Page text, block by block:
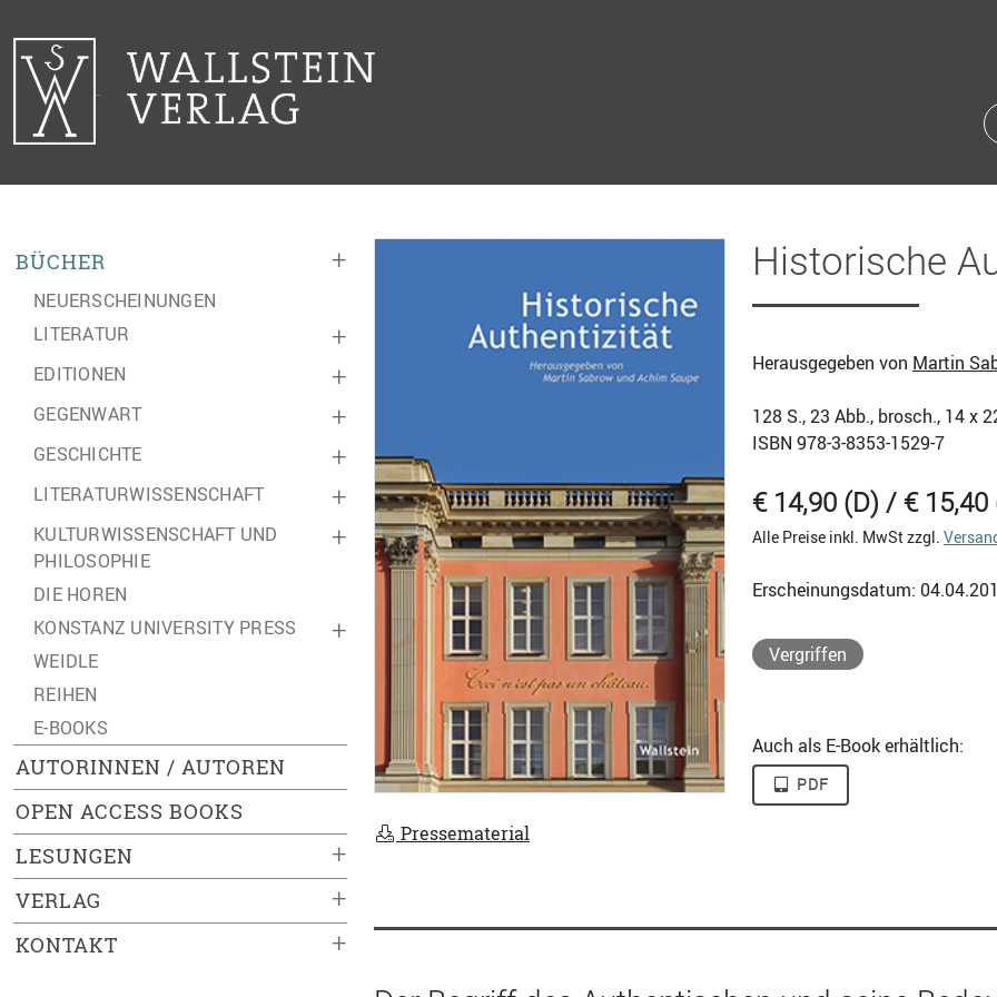
+
BÜCHER
NEUERSCHEINUNGEN
+
LITERATUR
+
EDITIONEN
+
GEGENWART
+
GESCHICHTE
+
LITERATURWISSENSCHAFT
+
KULTURWISSENSCHAFT UND
PHILOSOPHIE
DIE HOREN
+
KONSTANZ UNIVERSITY PRESS
WEIDLE
REIHEN
E-BOOKS
AUTORINNEN / AUTOREN
OPEN ACCESS BOOKS
+
LESUNGEN
+
VERLAG
+
KONTAKT
Pressematerial
Historische
Herausgegeben von Martin
128 S., 23 Abb., brosch., 14 x
ISBN 978-3-8353-1529-7
€ 14,90 (D) / € 15,40
Alle Preise inkl. MwSt zzgl.
Erscheinungsdatum:
Vergriffen
Auch als E-Book erhältlich:
PDF